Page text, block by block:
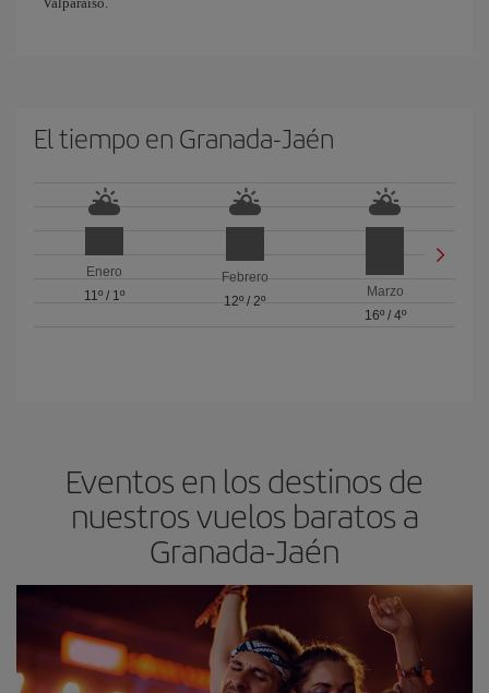
El tiempo en Granada-Jaén
Enero
11º/ 1º
Febrero
12º / 2º
Marzo
16º/ 4º
Eventos en los destinos de
nuestros vuelos baratos a
Granada-Jaén